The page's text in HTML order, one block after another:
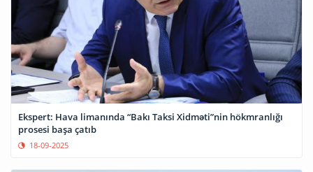
Ekspert: Hava limanında “Bakı Taksi Xidməti”nin hökmranlığı
prosesi başa çatıb
18-09-2025